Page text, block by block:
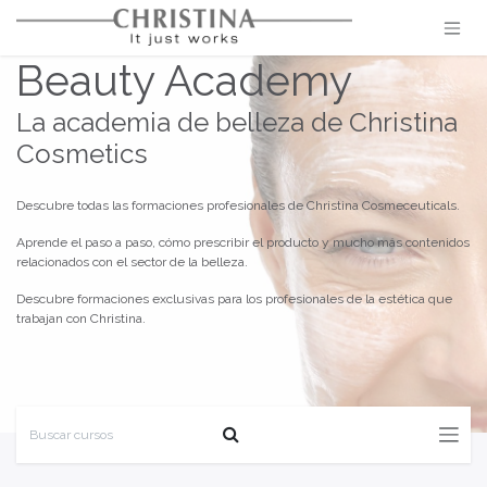
Beauty Academy
La academia de belleza de Christina
Cosmetics
Descubre todas las formaciones profesionales de Christina Cosmeceuticals.
Aprende el paso a paso, cómo prescribir el producto y mucho más contenidos
relacionados con el sector de la belleza.
Descubre formaciones exclusivas para los profesionales de la estética que
trabajan con Christina.